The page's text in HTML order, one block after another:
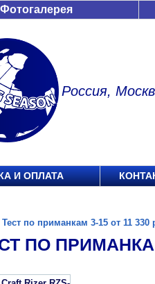
Фотогалерея
Россия,
И ОПЛАТА
Тест по приманкам 3-15 от 11 330
ПО